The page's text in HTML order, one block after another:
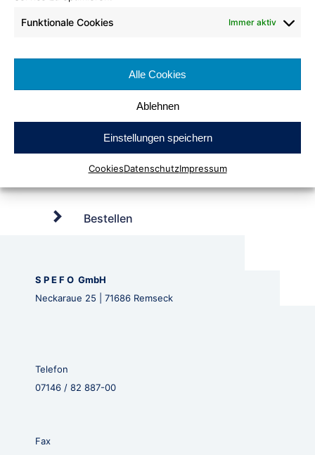
Funktionale Cookies Immer aktiv
Alle Cookies
Ablehnen
Einstellungen speichern
CookiesDatenschutzImpressum
Brennverhalten: Cfl-s1
Bestellen
S P E F O GmbH
Neckaraue 25 | 71686 Remseck
Telefon
07146 / 82 887-00
Fax